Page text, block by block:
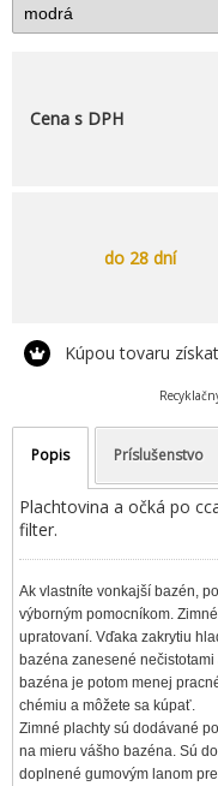
Cena s DPH
do 28 dní
Kúpou tovaru
Popis Príslušenstvo
Plachtovina a očká po
filter.
Ak vlastníte vonkajší bazén,
výborným pomocníkom.
upratovaní. Vďaka zakrytiu
bazéna zanesené
bazéna je potom menej
chémiu a môžete sa kúpať.
Zimné plachty sú dodávané
na mieru vášho bazéna. Sú
doplnené gumovým lanom